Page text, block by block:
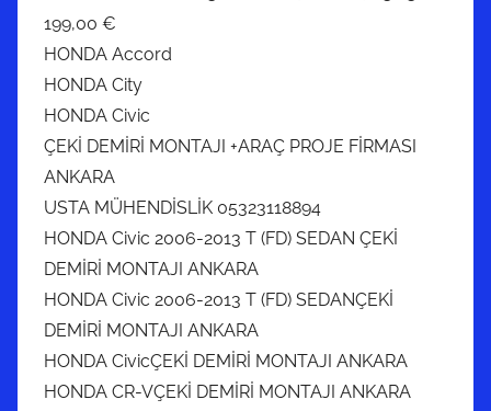
199,00 €
HONDA Accord
HONDA City
HONDA Civic
ÇEKİ DEMİRİ MONTAJI +ARAÇ PROJE FİRMASI
ANKARA
USTA MÜHENDİSLİK 05323118894
HONDA Civic 2006-2013 T (FD) SEDAN ÇEKİ
DEMİRİ MONTAJI ANKARA
HONDA Civic 2006-2013 T (FD) SEDANÇEKİ
DEMİRİ MONTAJI ANKARA
HONDA CivicÇEKİ DEMİRİ MONTAJI ANKARA
HONDA CR-VÇEKİ DEMİRİ MONTAJI ANKARA